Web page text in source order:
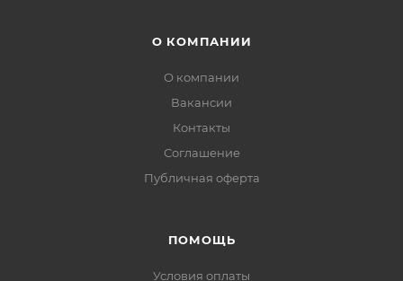
О КОМПАНИИ
О компании
Вакансии
Контакты
Соглашение
Публичная оферта
ПОМОЩЬ
Условия оплаты